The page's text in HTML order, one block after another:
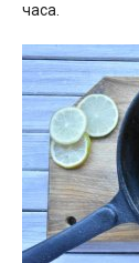
часа.